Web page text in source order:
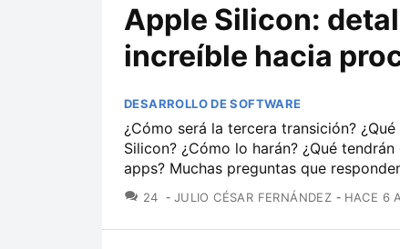
Apple Silicon:
increíble hacia
DESARROLLO DE SOFTWARE
¿Cómo será la tercera transición?
Silicon? ¿Cómo lo harán? ¿Qué
apps? Muchas preguntas que
24 COMENTARIOS
JULIO CÉSAR FERNÁNDEZ HACE 6